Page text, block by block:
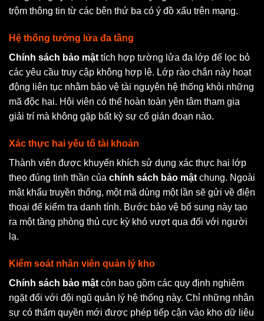
trộm thông tin từ các bên thứ ba có ý đồ xấu trên mạng.
Hệ thống tường lửa đa tầng
Chính sách bảo mật tích hợp tường lửa đa lớp để lọc bỏ
các yêu cầu truy cập không hợp lệ. Lớp rào chắn này hoạt
động liên tục nhằm bảo vệ tài nguyên hệ thống khỏi những
mã độc hại. Hội viên có thể hoàn toàn yên tâm tham gia
giải trí mà không gặp bất kỳ sự cố gián đoạn nào.
Xác thực hai yếu tố tài khoản
Thành viên được khuyến khích sử dụng xác thực hai lớp
theo đúng tinh thần của chính sách bảo mật chung. Ngoài
mật khẩu truyền thống, một mã dùng một lần sẽ gửi về điện
thoại để kiểm tra danh tính. Bước bảo vệ bổ sung này tạo
ra một tầng phòng thủ cực kỳ khó vượt qua đối với người
lạ.
Kiểm soát nhân viên quản lý kho
Chính sách bảo mật còn bao gồm các quy định nghiêm
ngặt đối với đội ngũ quản lý hệ thống này. Chỉ những nhân
sự có thẩm quyền mới được phép tiếp cận vào kho dữ liệu